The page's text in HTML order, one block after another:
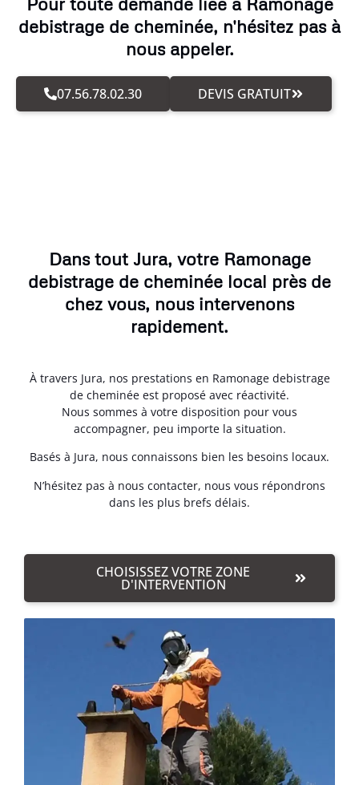
debistrage de cheminée, n'hésitez pas à
nous appeler.
07.56.78.02.30 DEVIS GRATUIT
Dans tout Jura, votre Ramonage
debistrage de cheminée local près de
chez vous, nous intervenons
rapidement.
À travers Jura, nos prestations en Ramonage debistrage
de cheminée est proposé avec réactivité.
Nous sommes à votre disposition pour vous
accompagner, peu importe la situation.
Basés à Jura, nous connaissons bien les besoins locaux.
N’hésitez pas à nous contacter, nous vous répondrons
dans les plus brefs délais.
CHOISISSEZ VOTRE ZONE
D'INTERVENTION